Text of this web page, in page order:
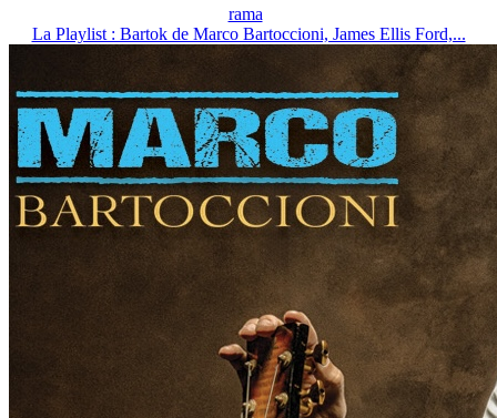
rama
La Playlist : Bartok de Marco Bartoccioni, James Ellis Ford,...